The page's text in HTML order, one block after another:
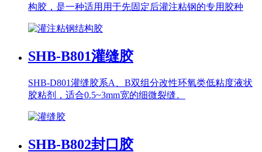
构胶，是一种适用用于先固定后灌注粘钢的专用胶种
SHB-B801灌缝胶
SHB-D801灌缝胶系A、B双组分改性环氧类低粘度液状
胶粘剂，适合0.5~3mm宽的细微裂缝。
SHB-B802封口胶